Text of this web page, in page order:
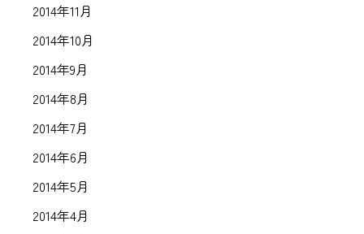
2014年11月
2014年10月
2014年9月
2014年8月
2014年7月
2014年6月
2014年5月
2014年4月